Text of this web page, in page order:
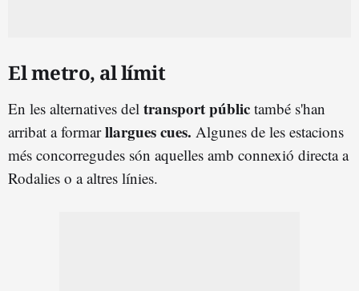
El metro, al límit
En les alternatives del transport públic també s'han
arribat a formarllargues cues. Algunes de les estacions
més concorregudes són aquelles amb connexió directa a
Rodalies o a altres línies.